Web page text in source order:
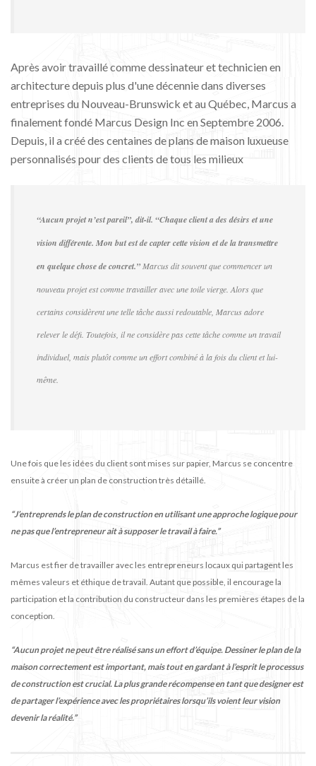
Après avoir travaillé comme dessinateur et technicien en
architecture depuis plus d'une décennie dans diverses
entreprises du Nouveau-Brunswick et au Québec, Marcus a
finalement fondé Marcus Design Inc en Septembre 2006.
Depuis, il a créé des centaines de plans de maison luxueuse
personnalisés pour des clients de tous les milieux
“Aucun projet n’est pareil”, dit-il. “Chaque client a des désirs et une
vision différente. Mon but est de capter cette vision et de la transmettre
en quelque chose de concret.” Marcus dit souvent que commencer un
nouveau projet est comme travailler avec une toile vierge. Alors que
certains considèrent une telle tâche aussi redoutable, Marcus adore
relever le défi. Toutefois, il ne considère pas cette tâche comme un travail
individuel, mais plutôt comme un effort combiné à la fois du client et lui-
même.
Une fois que les idées du client sont mises sur papier, Marcus se concentre
ensuite à créer un plan de construction très détaillé.
“J’entreprends le plan de construction en utilisant une approche logique pour
ne pas que l’entrepreneur ait à supposer le travail à faire.”
Marcus est fier de travailler avec les entrepreneurs locaux qui partagent les
mêmes valeurs et éthique de travail. Autant que possible, il encourage la
participation et la contribution du constructeur dans les premières étapes de la
conception.
“Aucun projet ne peut être réalisé sans un effort d’équipe. Dessiner le plan de la
maison correctement est important, mais tout en gardant à l’esprit le processus
de construction est crucial. La plus grande récompense en tant que designer est
de partager l’expérience avec les propriétaires lorsqu’ils voient leur vision
devenir la réalité.”